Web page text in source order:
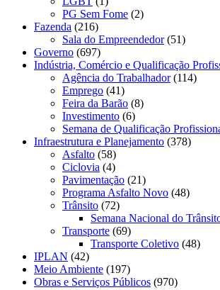
PG Sem Fome (2)
Fazenda (216)
Sala do Empreendedor(51)
Governo (697)
Indústria, Comércio e Qualificação
Agência do Trabalhador(114)
Emprego (41)
Feira da Barão (8)
Investimento (6)
Semana de Qualificação
Infraestrutura e Planejamento (378)
Asfalto (58)
Ciclovia (4)
Pavimentação (21)
Programa Asfalto Novo (48)
Trânsito (72)
Semana Nacional do
Transporte (69)
Transporte Coletivo (48)
IPLAN (42)
Meio Ambiente (197)
Obras e Serviços Públicos (970)